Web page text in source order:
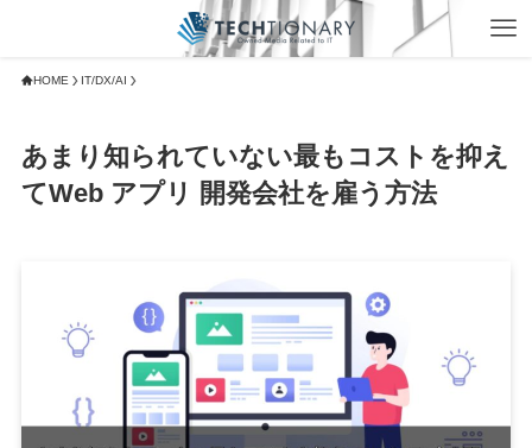
HOME IT/DX/AI
あまり知られていない最もコストを抑え
てWeb アプリ 開発会社を雇う方法